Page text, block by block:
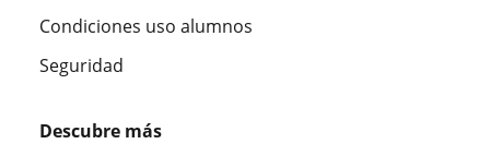
Condiciones uso alumnos
Seguridad
Descubre más